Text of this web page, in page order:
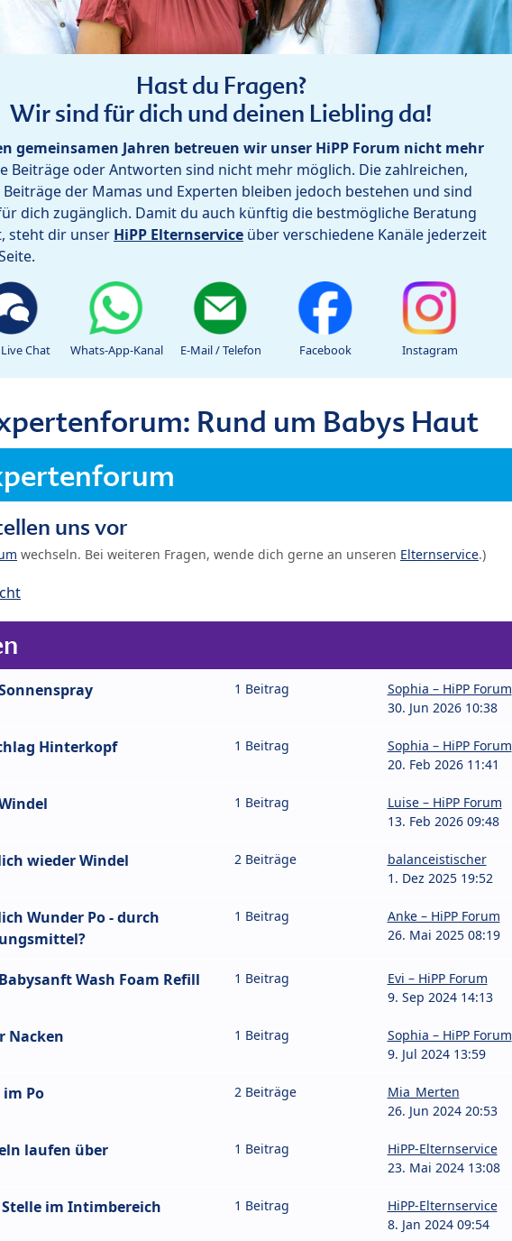
Hast du Fragen?
Wir sind für dich und deinen Liebling da!
gemeinsamen Jahren betreuen wir unser HiPP Forum nicht mehr
Beiträge oder Antworten sind nicht mehr möglich. Die zahlreichen,
der Mamas und Experten bleiben jedoch bestehen und sind
dich zugänglich. Damit du auch künftig die bestmögliche Beratung
steht dir unser HiPP Elternservice über verschiedene Kanäle jederzeit
Chat Whats-App-Kanal E-Mail / Telefon Facebook Instagram
Rund um Babys Haut
uns vor
wechseln. Bei weiteren Fragen, wende dich gerne an unseren Elternservice.)
1 Beitrag
Sophia – HiPP Forum
30. Jun 2026 10:38
Hinterkopf 1 Beitrag
Sophia – HiPP Forum
20. Feb 2026 11:41
1 Beitrag
Luise – HiPP Forum
13. Feb 2026 09:48
wieder Windel 2 Beiträge
balanceistischer
1. Dez 2025 19:52
Wunder Po - durch
1 Beitrag
Anke – HiPP Forum
26. Mai 2025 08:19
Wash Foam Refill 1 Beitrag
Evi – HiPP Forum
9. Sep 2024 14:13
Nacken 1 Beitrag
Sophia – HiPP Forum
9. Jul 2024 13:59
Po 2 Beiträge
Mia_Merten
26. Jun 2024 20:53
laufen über 1 Beitrag
HiPP-Elternservice
23. Mai 2024 13:08
Stelle im Intimbereich 1 Beitrag
HiPP-Elternservice
8. Jan 2024 09:54